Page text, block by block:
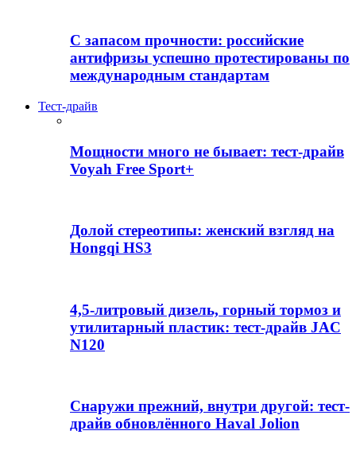
С запасом прочности: российские
антифризы успешно протестированы по
международным стандартам
Тест-драйв
Мощности много не бывает: тест-драйв
Voyah Free Sport+
Долой стереотипы: женский взгляд на
Hongqi HS3
4,5-литровый дизель, горный тормоз и
утилитарный пластик: тест-драйв JAC
N120
Снаружи прежний, внутри другой: тест-
драйв обновлённого Haval Jolion